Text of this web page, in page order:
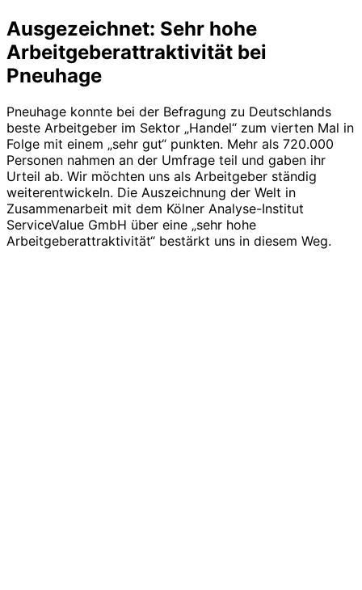
Ausgezeichnet: Sehr hohe
Arbeitgeberattraktivität bei
Pneuhage
Pneuhage konnte bei der Befragung zu Deutschlands
beste Arbeitgeber im Sektor „Handel“ zum vierten Mal in
Folge mit einem „sehr gut“ punkten. Mehr als 720.000
Personen nahmen an der Umfrage teil und gaben ihr
Urteil ab. Wir möchten uns als Arbeitgeber ständig
weiterentwickeln. Die Auszeichnung der Welt in
Zusammenarbeit mit dem Kölner Analyse-Institut
ServiceValue GmbH über eine „sehr hohe
Arbeitgeberattraktivität“ bestärkt uns in diesem Weg.